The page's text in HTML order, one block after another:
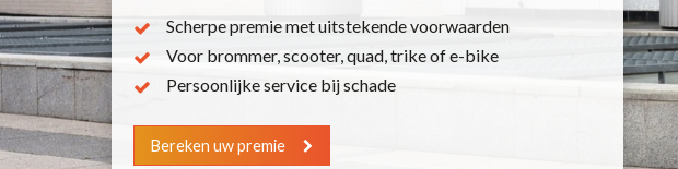
Scherpe premie met uitstekende voorwaarden
Voor brommer, scooter, quad, trike of e-bike
Persoonlijke service bij schade
Bereken uw premie